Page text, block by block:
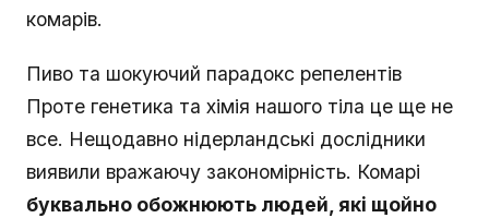
комарів.
Пиво та шокуючий парадокс репелентів
Проте генетика та хімія нашого тіла це ще не
все. Нещодавно нідерландські дослідники
виявили вражаючу закономірність. Комарі
буквально обожнюють людей, які щойно